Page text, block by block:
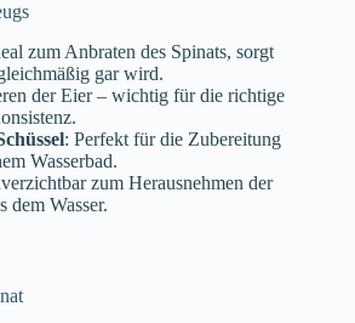
zum Anbraten des Spinats, sorgt
gar wird.
der Eier – wichtig für die richtige
: Perfekt für die Zubereitung
Wasserbad.
zum Herausnehmen der
dem Wasser.